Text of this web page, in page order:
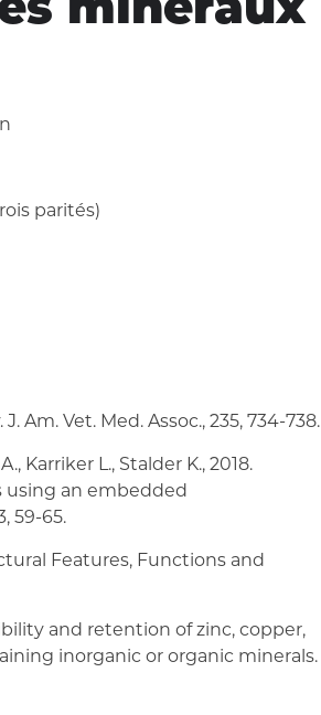
minéraux
parités)
Am. Vet. Med. Assoc., 235, 734-738.
Karriker L., Stalder K., 2018.
an embedded
59-65.
Features, Functions and
and retention of zinc, copper,
inorganic or organic minerals.